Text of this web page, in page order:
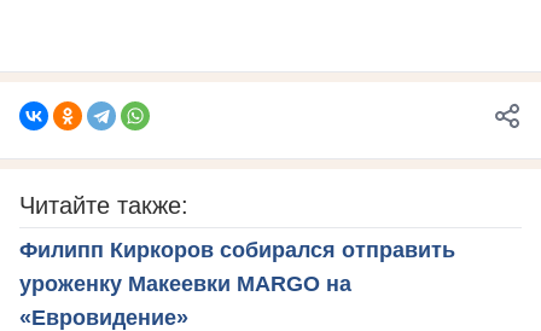
Читайте также:
Филипп Киркоров собирался отправить
уроженку Макеевки MARGO на
«Евровидение»